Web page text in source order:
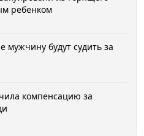
ребенком
мужчину будут судить за
компенсацию за